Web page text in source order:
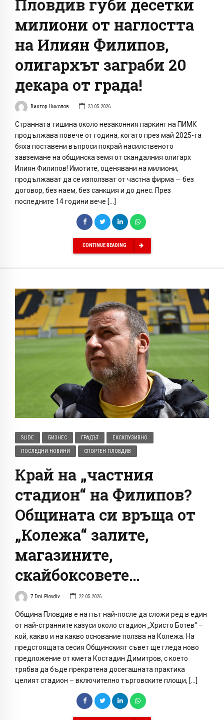
Пловдив губи десетки
милиони от наглостта
на Илиян Филипов,
олигархът заграби 20
декара от града!
Виктор Николов 23.05.2026
Странната тишина около незаконния паркинг на ПИМК
продължава повече от година, когато през май 2025-та
бяха поставени въпроси покрай насилственото
завземане на общинска земя от скандалния олигарх
Илиян Филипов! Имотите, оценявани на милиони,
продължават да се използват от частна фирма — без
договор, без наем, без санкция и до днес. През
последните 14 години вече […]
CONTINUE READING
SLIDE БИЗНЕС ГРАДЪТ ЕКСКЛУЗИВНО
ПОСЛЕДНИ НОВИНИ СПОРТЕН ПЛОВДИВ
Край на „частния
стадион“ на Филипов?
Общината си връща от
„Колежа“ залите,
магазините,
скайбоксовете…
7 Dni Plovdiv 22.05.2026
Община Пловдив е на път най-после да сложи ред в един
от най-странните казуси около стадион „Христо Ботев“ –
кой, какво и на какво основание ползва на Колежа. На
предстоящата сесия Общинският съвет ще гледа ново
предложение от кмета Костадин Димитров, с което
трябва да бъде прекратена досегашната практика
целият стадион – включително търговските площи, […]